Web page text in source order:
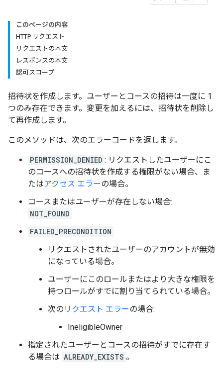
このページの内容
HTTP リクエスト
リクエストの本文
レスポンスの本文
認可スコープ
招待状を作成します。ユーザーとコースの招待は一度に 1
つのみ存在できます。変更を加えるには、招待状を削除し
て再作成します。
このメソッドは、次のエラーコードを返します。
PERMISSION_DENIED : リクエストしたユーザーにこ
のコースへの招待状を作成する権限がない場合、ま
たはアクセス エラーの場合。
コースまたはユーザーが存在しない場合:
NOT_FOUND
FAILED_PRECONDITION :
リクエストされたユーザーのアカウントが無効
になっている場合。
ユーザーにこのロールまたはより大きな権限を
持つロールがすでに割り当てられている場合。
次の リクエスト エラーの場合:
IneligibleOwner
指定されたユーザーとコースの招待がすでに存在す
る場合は ALREADY_EXISTS 。